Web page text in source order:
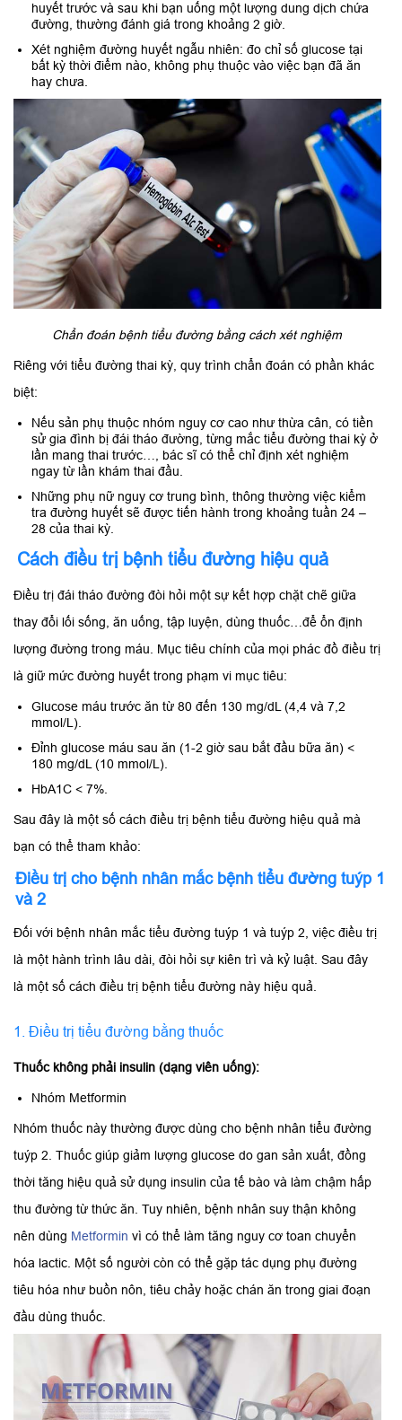
huyết trước và sau khi bạn uống một lượng dung dịch chứa
đường, thường đánh giá trong khoảng 2 giờ.
Xét nghiệm đường huyết ngẫu nhiên: đo chỉ số glucose tại
bất kỳ thời điểm nào, không phụ thuộc vào việc bạn đã ăn
hay chưa.
Chẩn đoán bệnh tiểu đường bằng cách xét nghiệm
Riêng với tiểu đường thai kỳ, quy trình chẩn đoán có phần khác
biệt:
Nếu sản phụ thuộc nhóm nguy cơ cao như thừa cân, có tiền
sử gia đình bị đái tháo đường, từng mắc tiểu đường thai kỳ ở
lần mang thai trước…, bác sĩ có thể chỉ định xét nghiệm
ngay từ lần khám thai đầu.
Những phụ nữ nguy cơ trung bình, thông thường việc kiểm
tra đường huyết sẽ được tiến hành trong khoảng tuần 24 –
28 của thai kỳ.
Cách điều trị bệnh tiểu đường hiệu quả
Điều trị đái tháo đường đòi hỏi một sự kết hợp chặt chẽ giữa
thay đổi lối sống, ăn uống, tập luyện, dùng thuốc…để ổn định
lượng đường trong máu. Mục tiêu chính của mọi phác đồ điều trị
là giữ mức đường huyết trong phạm vi mục tiêu:
Glucose máu trước ăn từ 80 đến 130 mg/dL (4,4 và 7,2
mmol/L).
Đỉnh glucose máu sau ăn (1-2 giờ sau bắt đầu bữa ăn) <
180 mg/dL (10 mmol/L).
HbA1C < 7%.
Sau đây là một số cách điều trị bệnh tiểu đường hiệu quả mà
bạn có thể tham khảo:
Điều trị cho bệnh nhân mắc bệnh tiểu đường tuýp 1
và 2
Đối với bệnh nhân mắc tiểu đường tuýp 1 và tuýp 2, việc điều trị
là một hành trình lâu dài, đòi hỏi sự kiên trì và kỷ luật. Sau đây
là một số cách điều trị bệnh tiểu đường này hiệu quả.
1. Điều trị tiểu đường bằng thuốc
Thuốc không phải insulin (dạng viên uống):
Nhóm Metformin
Nhóm thuốc này thường được dùng cho bệnh nhân tiểu đường
tuýp 2. Thuốc giúp giảm lượng glucose do gan sản xuất, đồng
thời tăng hiệu quả sử dụng insulin của tế bào và làm chậm hấp
thu đường từ thức ăn. Tuy nhiên, bệnh nhân suy thận không
nên dùng Metformin vì có thể làm tăng nguy cơ toan chuyển
hóa lactic. Một số người còn có thể gặp tác dụng phụ đường
tiêu hóa như buồn nôn, tiêu chảy hoặc chán ăn trong giai đoạn
đầu dùng thuốc.